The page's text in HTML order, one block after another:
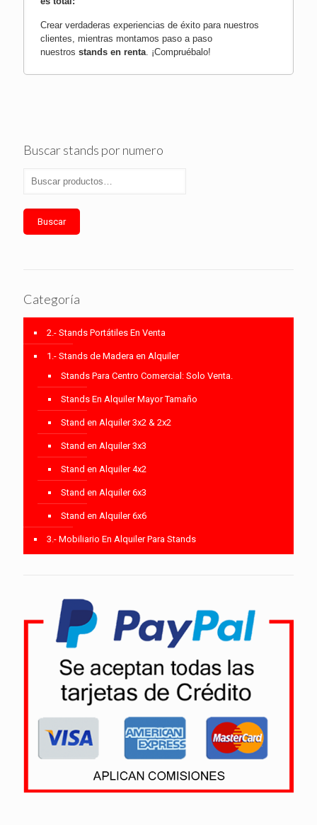
Crear verdaderas experiencias de éxito para nuestros
clientes, mientras montamos paso a paso
nuestros stands en renta. ¡Compruébalo!
Buscar stands por numero
Buscar
Categoría
2.- Stands Portátiles En Venta
1.- Stands de Madera en Alquiler
Stands Para Centro Comercial: Solo Venta.
Stands En Alquiler Mayor Tamaño
Stand en Alquiler 3x2 & 2x2
Stand en Alquiler 3x3
Stand en Alquiler 4x2
Stand en Alquiler 6x3
Stand en Alquiler 6x6
3.- Mobiliario En Alquiler Para Stands